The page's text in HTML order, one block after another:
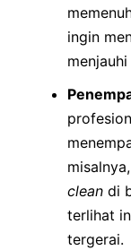
ingin
clean di
terlihat
tergerai.